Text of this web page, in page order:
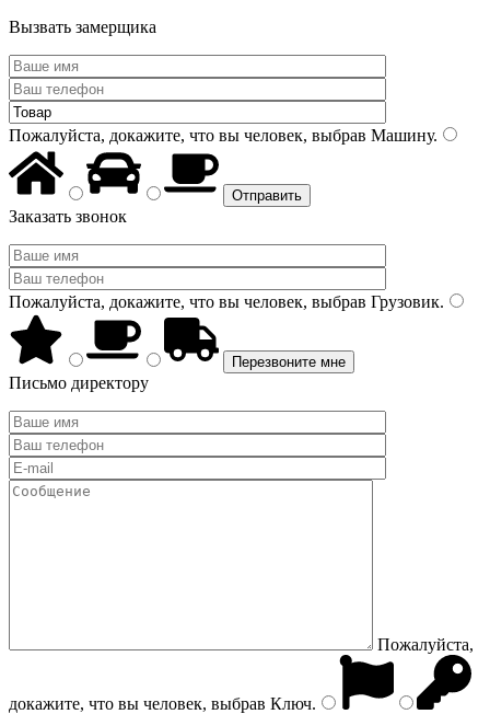
Вызвать замерщика
Пожалуйста, докажите, что вы человек, выбрав Машину.
Заказать звонок
Пожалуйста, докажите, что вы человек, выбрав Грузовик.
Письмо директору
Пожалуйста,
докажите, что вы человек, выбрав Ключ.